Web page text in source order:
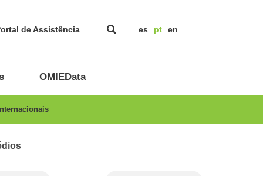
de Assistência es pt en
OMIEData